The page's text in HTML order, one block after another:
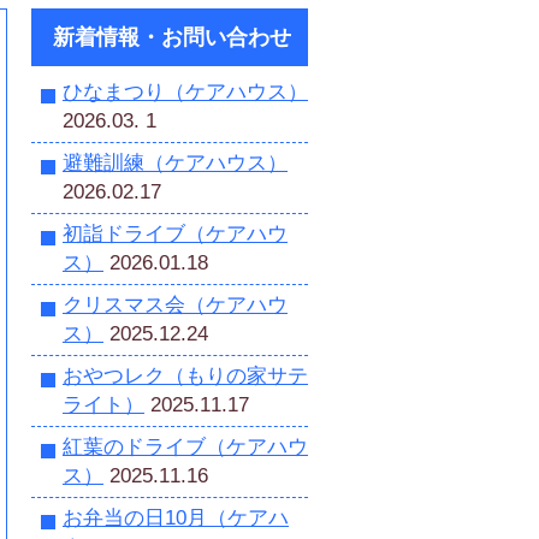
新着情報・お問い合わせ
ひなまつり（ケアハウス）
2026.03. 1
避難訓練（ケアハウス）
2026.02.17
初詣ドライブ（ケアハウ
ス）
2026.01.18
クリスマス会（ケアハウ
ス）
2025.12.24
おやつレク（もりの家サテ
ライト）
2025.11.17
紅葉のドライブ（ケアハウ
ス）
2025.11.16
お弁当の日10月（ケアハ